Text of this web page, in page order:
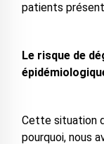
patients
Le risque de
Cette situation
pourquoi, nous